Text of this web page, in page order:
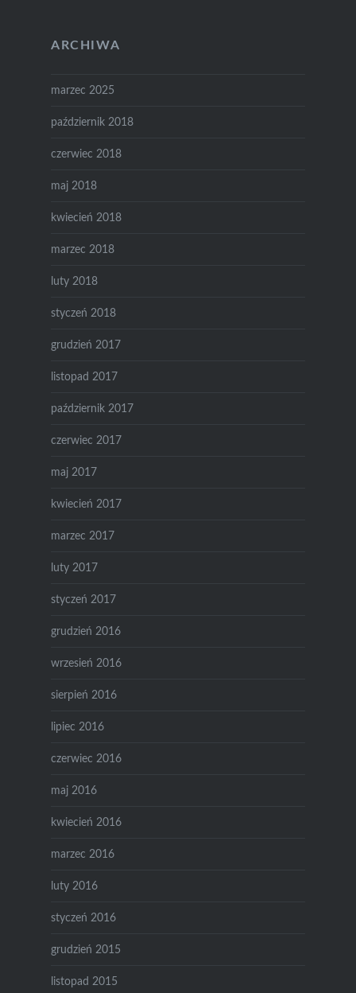
ARCHIWA
marzec 2025
październik 2018
czerwiec 2018
maj 2018
kwiecień 2018
marzec 2018
luty 2018
styczeń 2018
grudzień 2017
listopad 2017
październik 2017
czerwiec 2017
maj 2017
kwiecień 2017
marzec 2017
luty 2017
styczeń 2017
grudzień 2016
wrzesień 2016
sierpień 2016
lipiec 2016
czerwiec 2016
maj 2016
kwiecień 2016
marzec 2016
luty 2016
styczeń 2016
grudzień 2015
listopad 2015